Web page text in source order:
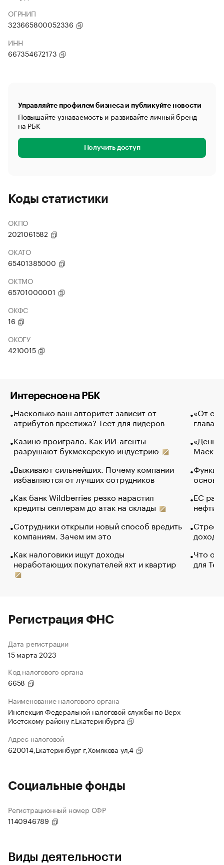
ОГРНИП
323665800052336
ИНН
667354672173
Управляйте профилем бизнеса и публикуйте новости
Повышайте узнаваемость и развивайте личный бренд
на РБК
Получить доступ
Коды статистики
ОКПО
2021061582
ОКАТО
65401385000
ОКТМО
65701000001
ОКФС
16
ОКОГУ
4210015
Интересное на РБК
Насколько ваш авторитет зависит от
атрибутов престижа? Тест для лидеров
Казино проиграло. Как ИИ-агенты
разрушают букмекерскую индустрию
Выживают сильнейших. Почему компании
избавляются от лучших сотрудников
Как банк Wildberries резко нарастил
кредиты селлерам до атак на склады
Сотрудники открыли новый способ вредить
компаниям. Зачем им это
Как налоговики ищут доходы
неработающих покупателей яхт и квартир
«От
глава
Маск в
основ
ЕС
нефти
Что
для
Регистрация ФНС
Дата регистрации
15 марта 2023
Код налогового органа
6658
Наименование налогового органа
Инспекция Федеральной налоговой службы по Верх-
Исетскому району г.Екатеринбурга
Адрес налоговой
620014,Екатеринбург г,Хомякова ул,4
Социальные фонды
Регистрационный номер СФР
1140946789
Виды деятельности